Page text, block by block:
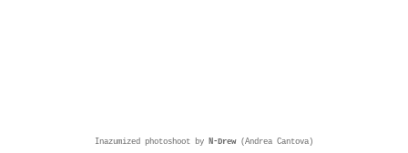
Inazumized photoshoot by N-Drew (Andrea Cantova)